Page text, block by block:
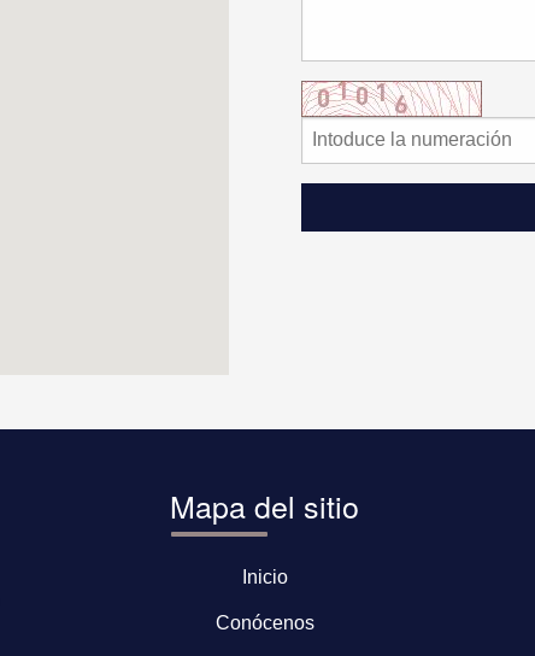
Mapa del sitio
Inicio
Conócenos